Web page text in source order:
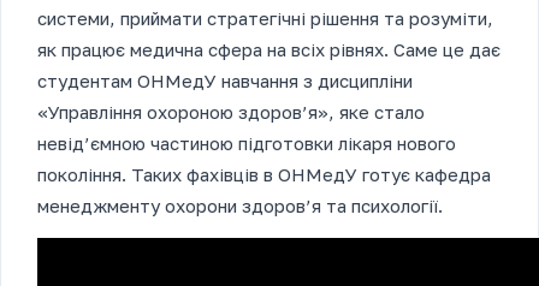
системи, приймати стратегічні рішення та розуміти,
як працює медична сфера на всіх рівнях. Саме це дає
студентам ОНМедУ навчання з дисципліни
«Управління охороною здоров’я», яке стало
невід’ємною частиною підготовки лікаря нового
покоління. Таких фахівців в ОНМедУ готує кафедра
менеджменту охорони здоров’я та психології.